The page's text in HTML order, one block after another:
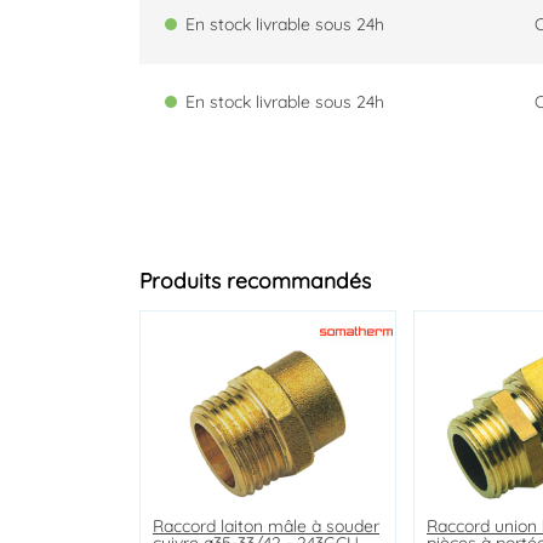
En stock livrable sous 24h
En stock livrable sous 24h
Produits recommandés
Raccord laiton mâle à souder Raccord
Raccord union laiton femelle Manchon
Raccord droit avec collet Té laiton égal